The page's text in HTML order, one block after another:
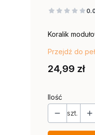
Koralik
Przejdź do
Cena
24,99 zł
Ilość
szt.